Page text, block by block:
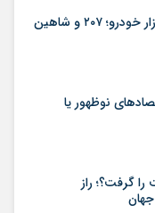
تداوم سقوط قیمت در بازار خودرو؛ ۲۰۷ و شاهین
نوظهور یا
گرفت؟؛ راز